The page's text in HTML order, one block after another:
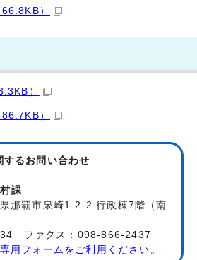
）
）
）
する お問い合わせ
課
那覇市泉崎1-2-2 行政棟7階（南
ファクス：098-866-2437
用フォームをご利用ください。